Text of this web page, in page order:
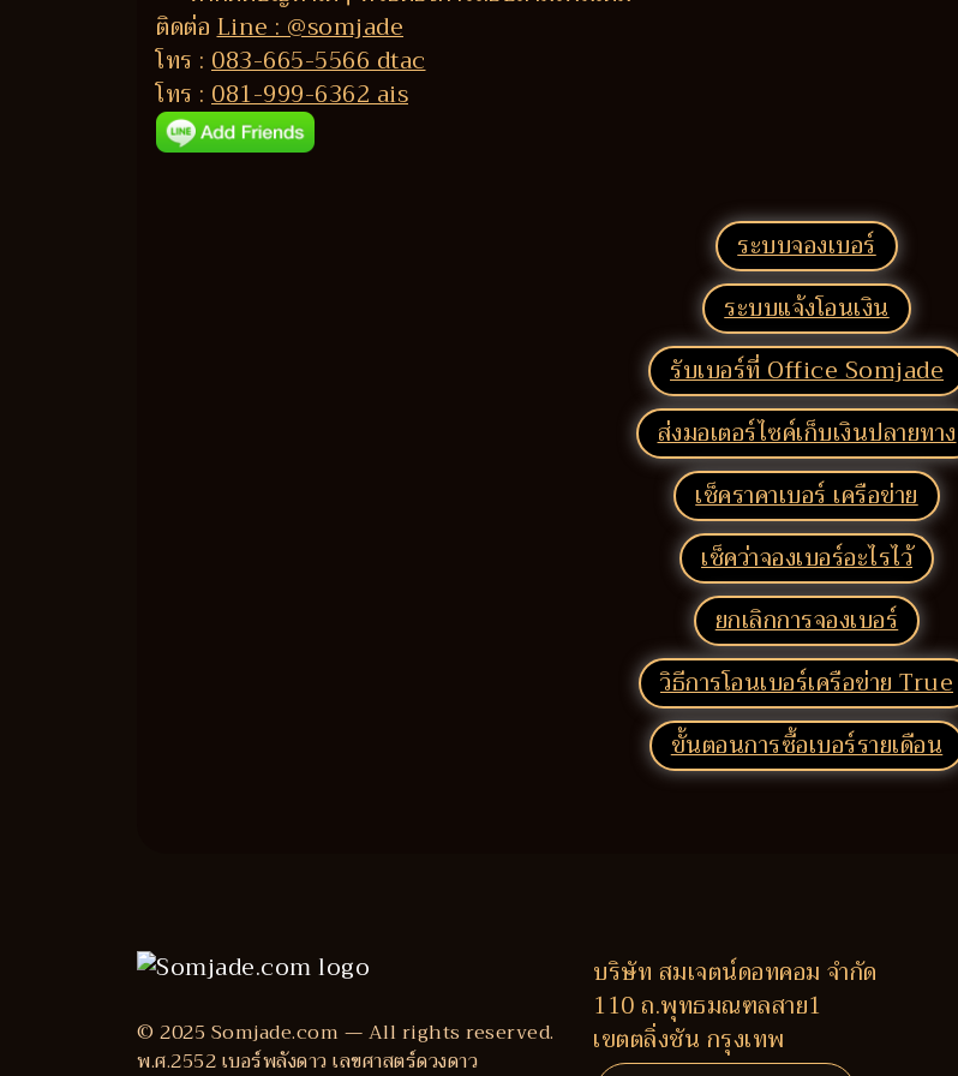
ติดต่อLine : @somjade
โทร : 083-665-5566 dtac
โทร : 081-999-6362 ais
ระบบจองเบอร์
ระบบแจ้งโอนเงิน
รับเบอร์ที่ Office Somjade
ส่งมอเตอร์ไซค์เก็บเงินปลายทาง
เช็คราคาเบอร์ เครือข่าย
เช็คว่าจองเบอร์อะไรไว้
ยกเลิกการจองเบอร์
วิธีการโอนเบอร์เครือข่าย True
ขั้นตอนการซื้อเบอร์รายเดือน
© 2025 Somjade.com — All rights reserved.
พ.ศ.2552 เบอร์พลังดาว เลขศาสตร์ดวงดาว
บริษัท สมเจตน์ดอทคอม จำกัด
110 ถ.พุทธมณฑลสาย1
เขตตลิ่งชัน กรุงเทพ